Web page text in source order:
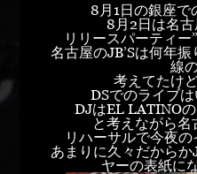
8月1日の銀座で
8月2日は名古
リリースパーティー
名古屋のJB’Sは何年
線
考えてたけ
DSでのライブ
DJはEL LATINO
と考えながら名
リハーサルで今夜の
あまりに久々だからか
ヤーの表紙に